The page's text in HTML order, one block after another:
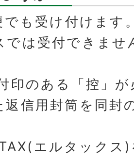
でも受け付けます
では受付できませ
印のある「控」
返信用封筒を同封
エルタックス